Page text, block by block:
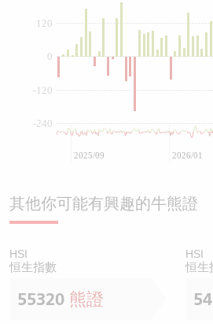
0
-240
-120
120
2025/09 2026/01
其他你可能有興趣的牛熊證
HSI
恒生指數
55320 熊證
HSI
恒生